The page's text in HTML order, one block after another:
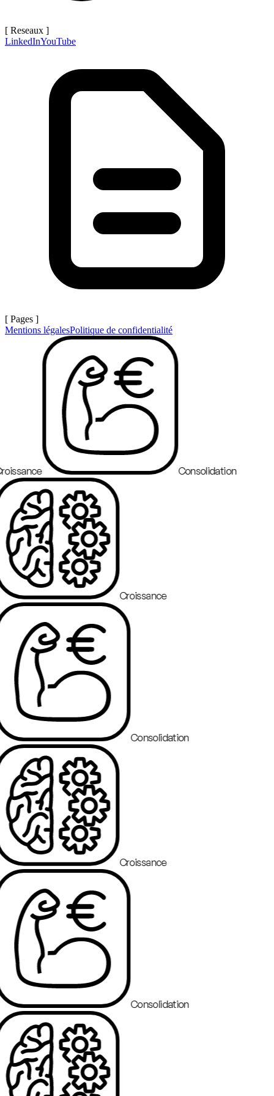
[ Reseaux ]
LinkedInYouTube
[ Pages ]
Mentions légalesPolitique de confidentialité
Consolidation
Croissance
Consolidation
Croissance
Consolidation